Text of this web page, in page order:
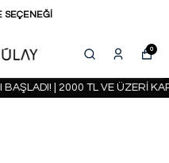
SEÇENEĞİ
0
| 2000 TL VE ÜZERİ